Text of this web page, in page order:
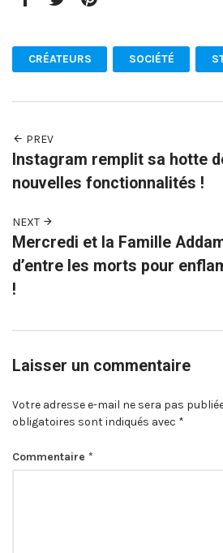
CRÉATEURS SOCIÉTÉ
PREV
Instagram remplit sa hotte
nouvelles fonctionnalités !
NEXT
Mercredi et la Famille
d’entre les morts pour
!
Laisser un commentaire
Votre adresse e-mail ne sera pas
obligatoires sont indiqués avec *
Commentaire *